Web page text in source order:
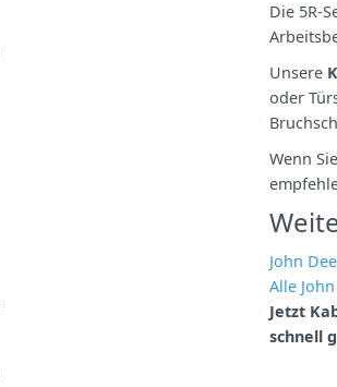
Die 5R-
Unsere
oder
Wenn
John
Alle
Jetzt
schnell